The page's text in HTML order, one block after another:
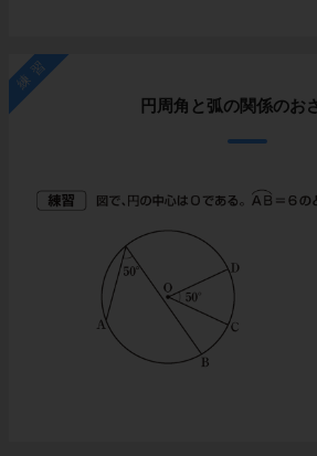
練習
円周角と弧の関係のお